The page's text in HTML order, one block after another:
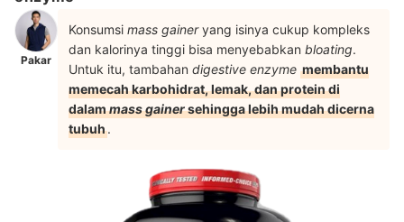
Pakar
Konsumsi mass gaineryang isinya cukup kompleks
dan kalorinya tinggi bisa menyebabkan bloating.
Untuk itu, tambahan digestive enzyme membantu
memecah karbohidrat, lemak, dan protein di
dalammass gainersehingga lebih mudah dicerna
tubuh.